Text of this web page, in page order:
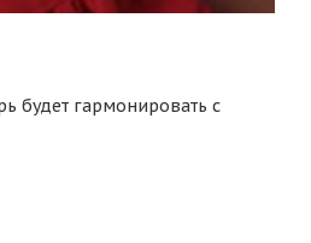
будет гармонировать с